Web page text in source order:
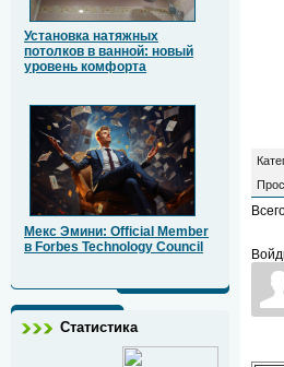
Установка натяжных
потолков в ванной: новый
уровень комфорта
Мекс Эмини: Official Member
в Forbes Technology Council
Статистика